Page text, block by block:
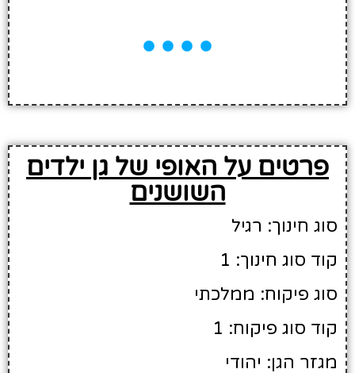
פרטים על האופי של גן ילדים
השושנים
סוג חינוך: רגיל
קוד סוג חינוך: 1
סוג פיקוח: ממלכתי
קוד סוג פיקוח: 1
מגזר הגן: יהודי